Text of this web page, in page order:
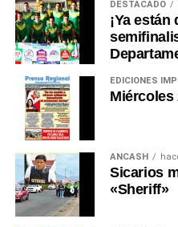
cada año. El verdadero
garantizar un modelo de
mantenimiento
mediante alianzas
inversión estratégica
planificación.
Durante años hemos
monumentos, estadios y
llegado el momento de
una región turística no se
belleza de sus paisajes.
DESTACADO
¡Ya
EDICIONES
Miércoles
ANCASH
Sicarios
«Sheriff»